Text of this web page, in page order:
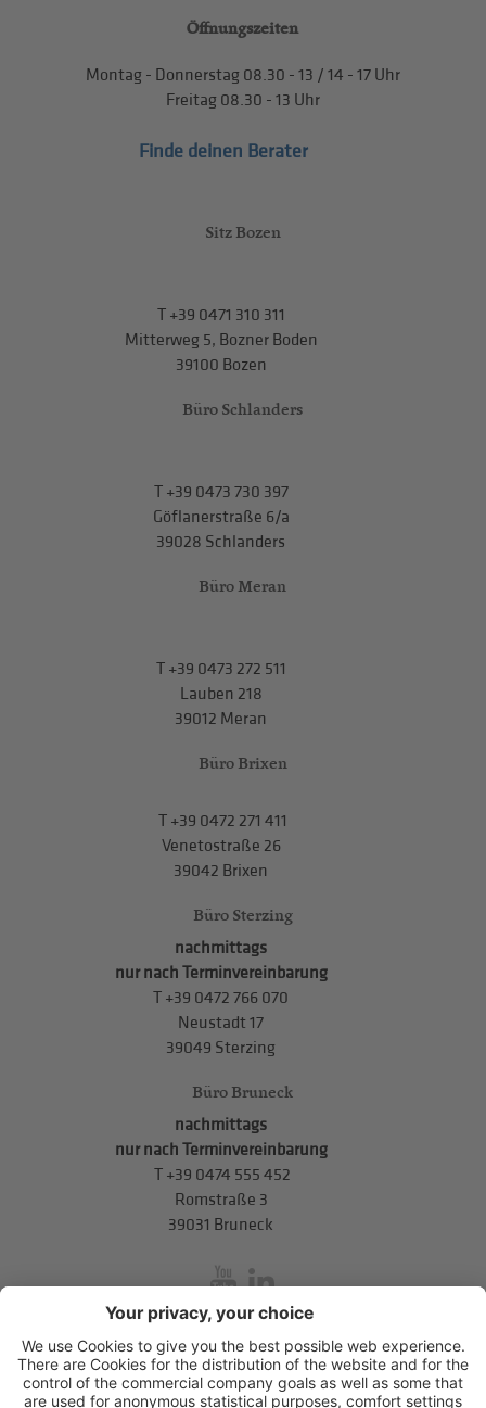
Öffnungszeiten
Montag - Donnerstag 08.30 - 13 / 14 - 17 Uhr
Freitag 08.30 - 13 Uhr
Finde deinen Berater
Sitz Bozen
T+39 0471 310 311
Mitterweg 5, Bozner Boden
39100 Bozen
Büro Schlanders
T+39 0473 730 397
Göflanerstraße 6/a
39028 Schlanders
Büro Meran
T+39 0473 272 511
Lauben 218
39012 Meran
Büro Brixen
T+39 0472 271 411
Venetostraße 26
39042 Brixen
Büro Sterzing
nachmittags
nur nach Terminvereinbarung
T +39 0472 766 070
Neustadt 17
39049 Sterzing
Büro Bruneck
nachmittags
nur nach Terminvereinbarung
T +39 0474 555 452
Romstraße 3
39031 Bruneck
inService
Mitterweg 5, Bozner Boden,I-39100Bozen.T+39 0471 310
311.info@hds-bz.it